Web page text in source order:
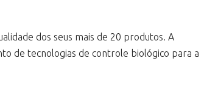
dos seus mais de 20 produtos. A
de tecnologias de controle biológico para a